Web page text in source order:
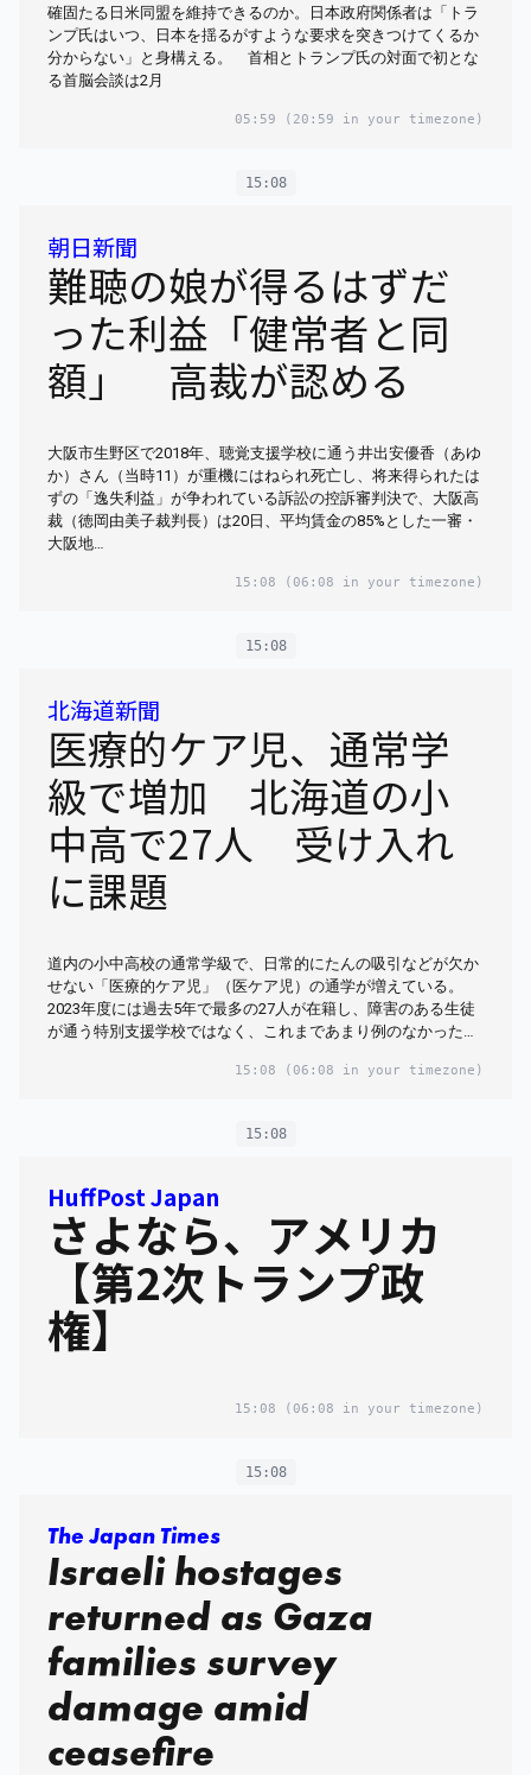
確固たる日米同盟を維持できるのか。日本政府関係者は「トラ
ンプ氏はいつ、日本を揺るがすような要求を突きつけてくるか
分からない」と身構える。 首相とトランプ氏の対面で初とな
る首脳会談は2月
05:59 (20:59 in your timezone)
15:08
朝日新聞
難聴の娘が得るはずだ
った利益「健常者と同
額」 高裁が認める
大阪市生野区で2018年、聴覚支援学校に通う井出安優香（あゆ
か）さん（当時11）が重機にはねられ死亡し、将来得られたは
ずの「逸失利益」が争われている訴訟の控訴審判決で、大阪高
裁（徳岡由美子裁判長）は20日、平均賃金の85%とした一審・
大阪地…
15:08 (06:08 in your timezone)
15:08
北海道新聞
医療的ケア児、通常学
級で増加 北海道の小
中高で27人 受け入れ
に課題
道内の小中高校の通常学級で、日常的にたんの吸引などが欠か
せない「医療的ケア児」（医ケア児）の通学が増えている。
2023年度には過去5年で最多の27人が在籍し、障害のある生徒
が通う特別支援学校ではなく、これまであまり例のなかった…
15:08 (06:08 in your timezone)
15:08
HuffPost Japan
さよなら、アメリカ
【第2次トランプ政
権】
15:08 (06:08 in your timezone)
15:08
The Japan Times
Israeli hostages
returned as Gaza
families survey
damage amid
ceasefire